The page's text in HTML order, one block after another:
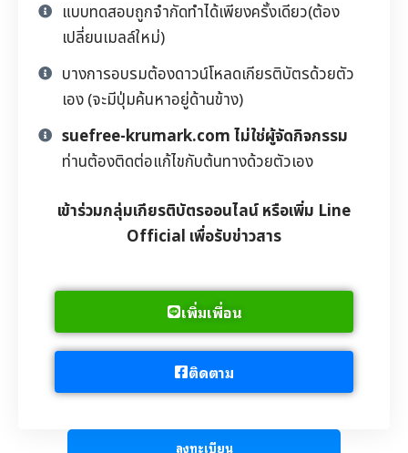
แบบทดสอบถูกจำกัดทำได้เพียงครั้งเดียว(ต้อง
เปลี่ยนเมลล์ใหม่)
บางการอบรมต้องดาวน์โหลดเกียรติบัตรด้วยตัว
เอง (จะมีปุ่มค้นหาอยู่ด้านข้าง)
suefree-krumark.com ไม่ใช่ผู้จัดกิจกรรม
ท่านต้องติดต่อแก้ไขกับต้นทางด้วยตัวเอง
เข้าร่วมกลุ่มเกียรติบัตรออนไลน์ หรือเพิ่ม Line
Official เพื่อรับข่าวสาร
เพิ่มเพื่อน
ติดตาม
ลงทะเบียน